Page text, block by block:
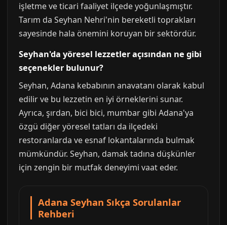
işletme ve ticari faaliyet ilçede yoğunlaşmıştır.
Tarım da Seyhan Nehri'nin bereketli toprakları
sayesinde hala önemini koruyan bir sektördür.
Seyhan'da yöresel lezzetler açısından ne gibi
seçenekler bulunur?
Seyhan, Adana kebabının anavatanı olarak kabul
edilir ve bu lezzetin en iyi örneklerini sunar.
Ayrıca, şırdan, bici bici, mumbar gibi Adana'ya
özgü diğer yöresel tatları da ilçedeki
restoranlarda ve esnaf lokantalarında bulmak
mümkündür. Seyhan, damak tadına düşkünler
için zengin bir mutfak deneyimi vaat eder.
Adana Seyhan Sıkça Sorulanlar
Rehberi